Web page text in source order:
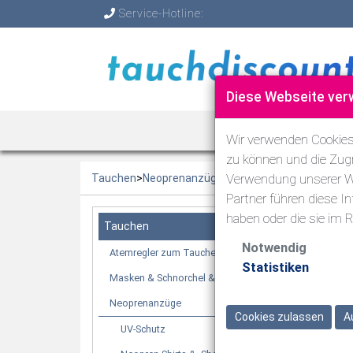
Service-Hotline:
Tauchen>Neoprenanzüge >Tauchanzüge 5,5 bis 8
Tauchen
Atemregler zum Tauchen
Masken & Schnorchel & Flossen
Neoprenanzüge
UV-Schutz
Diese Webseite
Wir verwenden
zu können und die
Verwendung unserer
Partner führen diese
haben oder die sie im
Notwendig
Statistiken
Cookies zulassen